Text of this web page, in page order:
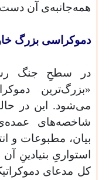
همه‌جانبه‌‌ی آن
دموکراسی بزرگ
در سطحِ جنگ
«بزرگ‌ترین
می‌شود. این در
شاخصه‌های
بیان،‌ مطبوعات و
استواریِ بنیادینِ
کل مدعای